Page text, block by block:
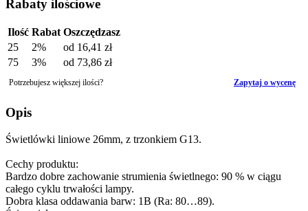
Rabaty ilościowe
Ilość Rabat Oszczędzasz
25
2% od 16,41 zł
75
3% od 73,86 zł
Potrzebujesz większej ilości? Zapytaj o wycenę
Opis
Świetlówki liniowe 26mm, z trzonkiem G13.
Cechy produktu:
Bardzo dobre zachowanie strumienia świetlnego: 90 % w ciągu
całego cyklu trwałości lampy.
Dobra klasa oddawania barw: 1B (Ra: 80…89).